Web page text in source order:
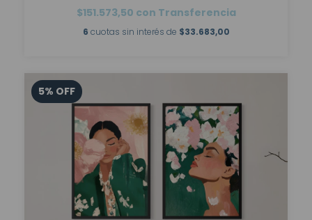
$151.573,50 con Transferencia
6 cuotas sin interés de $33.683,00
5% OFF